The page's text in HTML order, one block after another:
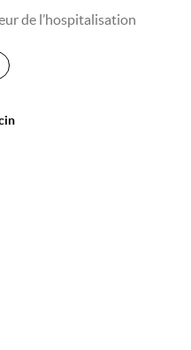
de l’hospitalisation